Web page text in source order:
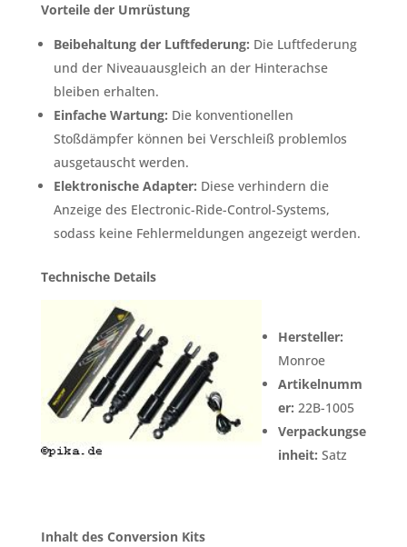
Vorteile der Umrüstung
Beibehaltung der Luftfederung: Die Luftfederung
und der Niveauausgleich an der Hinterachse
bleiben erhalten.
Einfache Wartung: Die konventionellen
Stoßdämpfer können bei Verschleiß problemlos
ausgetauscht werden.
Elektronische Adapter: Diese verhindern die
Anzeige des Electronic-Ride-Control-Systems,
sodass keine Fehlermeldungen angezeigt werden.
Technische Details
Hersteller:
Monroe
Artikelnumm
er: 22B-1005
Verpackungse
inheit: Satz
Inhalt des Conversion Kits